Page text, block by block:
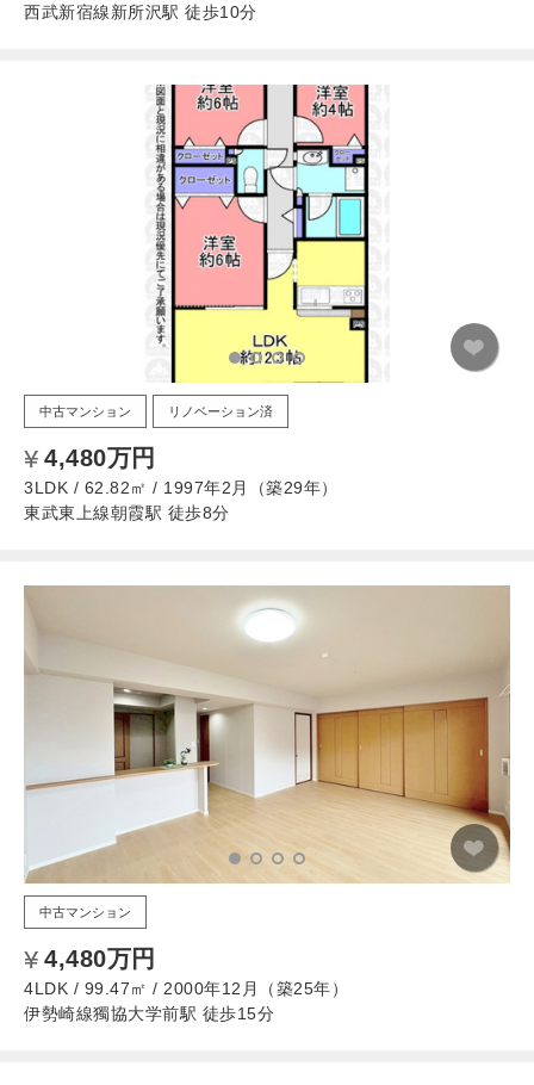
西武新宿線新所沢駅 徒歩10分
中古マンション リノベーション済
4,480万円
3LDK / 62.82㎡ / 1997年2月（築29年）
東武東上線朝霞駅 徒歩8分
中古マンション
4,480万円
4LDK / 99.47㎡ / 2000年12月（築25年）
伊勢崎線獨協大学前駅 徒歩15分